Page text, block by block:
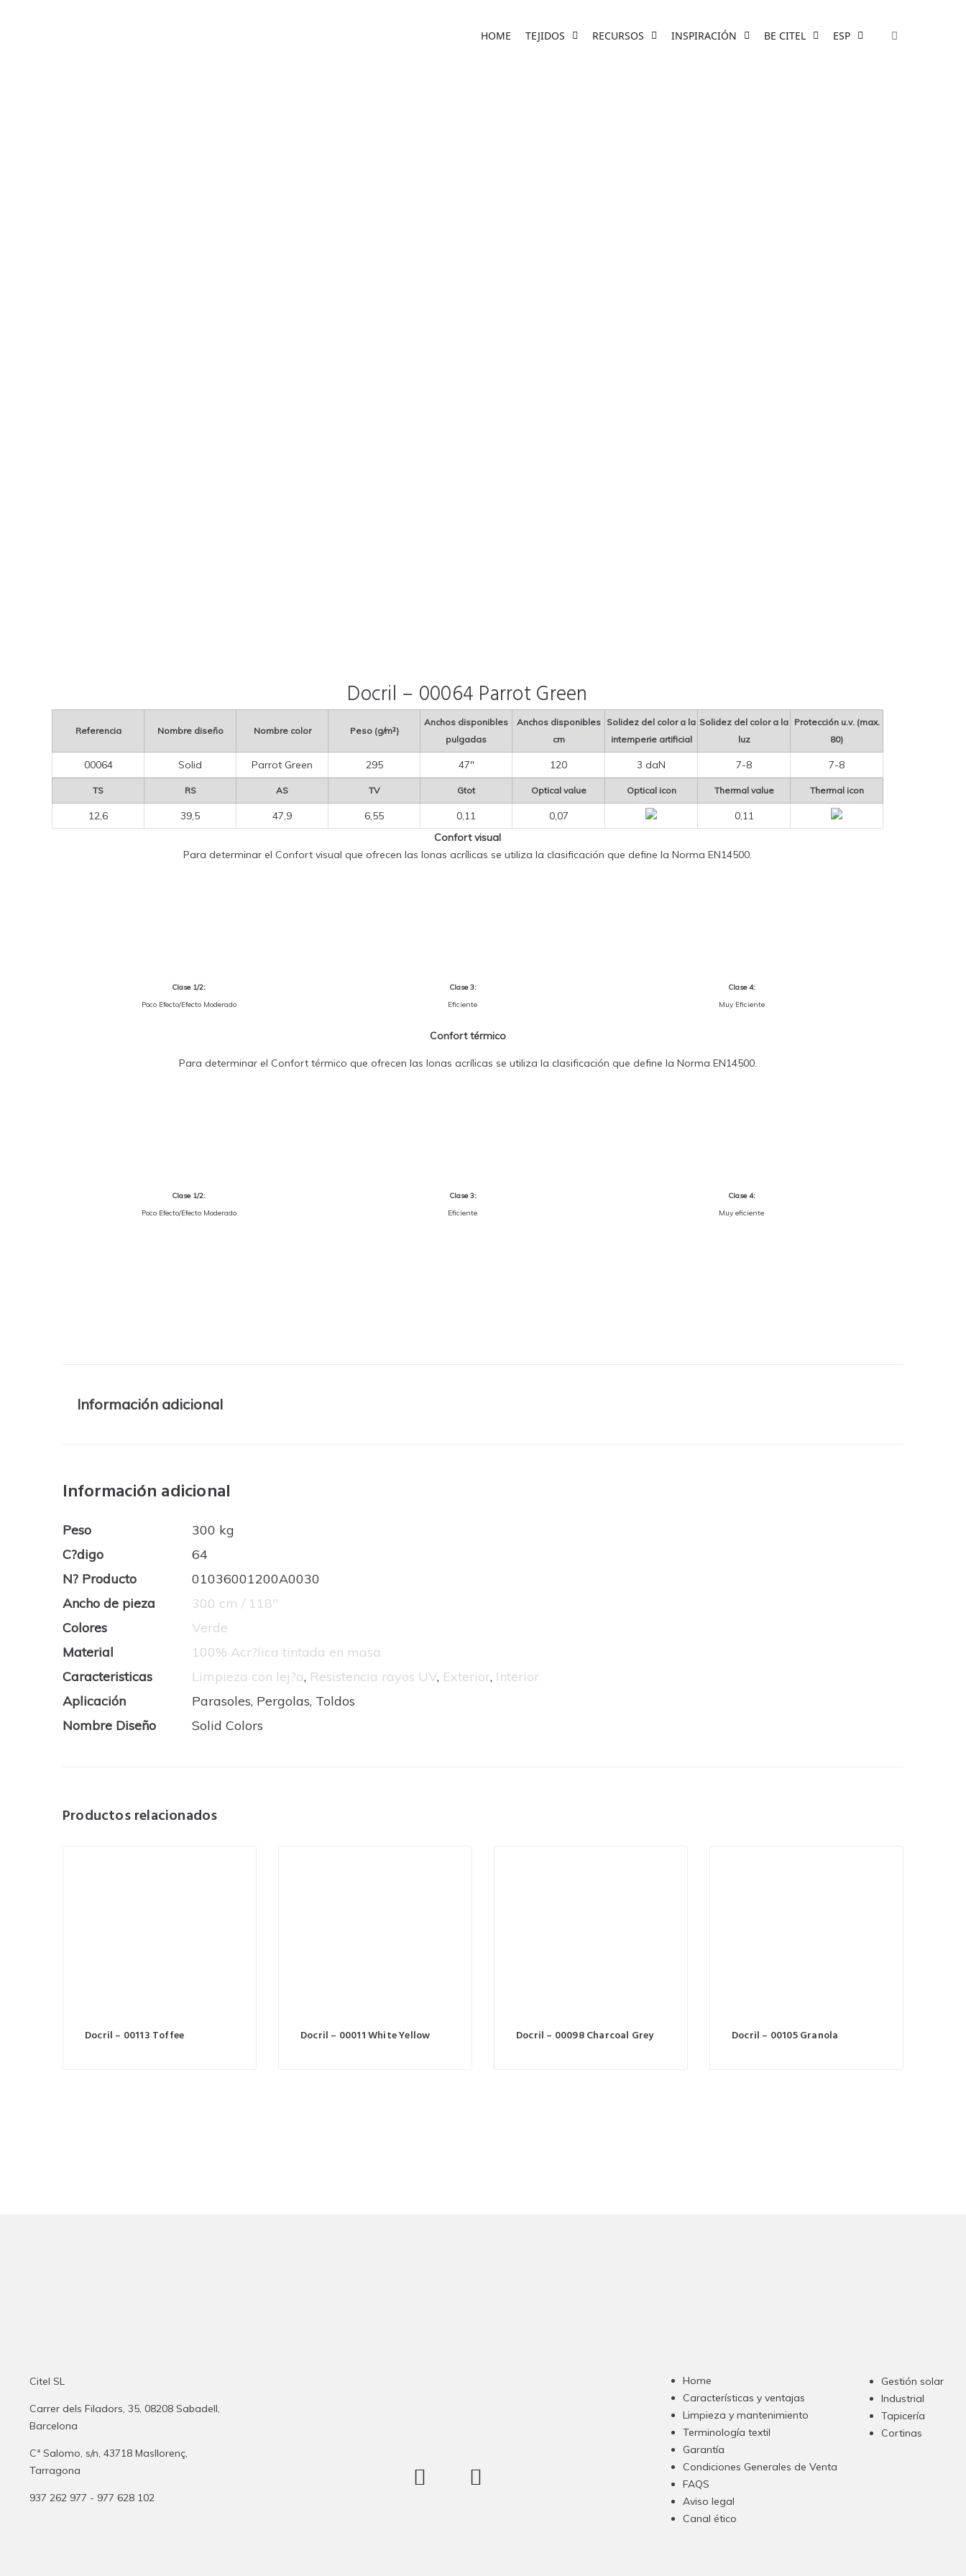
HOME TEJIDOS RECURSOS INSPIRACIÓN BE CITEL ESP
Docril – 00064 Parrot Green
Referencia Nombre diseño Nombre color Peso (g/m²)
Anchos disponibles
pulgadas
Anchos disponibles
cm
Solidez del color a la
intemperie artificial
Solidez del color a la
luz
Protección u.v. (max.
80)
00064 Solid Parrot Green 295 47″ 120 3 daN 7-8 7-8
TS RS AS TV Gtot Optical value Optical icon Thermal value Thermal icon
12,6 39,5 47,9 6,55 0,11 0,07
0,11
Confort visual
Para determinar el Confort visual que ofrecen las lonas acrílicas se utiliza la clasificación que define la Norma EN14500.
Clase 1/2:
Poco Efecto/Efecto Moderado
Clase 3:
Eficiente
Clase 4:
Muy Eficiente
Confort térmico
Para determinar el Confort térmico que ofrecen las lonas acrílicas se utiliza la clasificación que define la Norma EN14500.
Clase 1/2:
Poco Efecto/Efecto Moderado
Clase 3:
Eficiente
Clase 4:
Muy eficiente
Información adicional
Información adicional
Peso
300 kg
C?digo
64
N? Producto
01036001200A0030
Ancho de pieza
300 cm / 118''
Colores
Verde
Material
100% Acr?lica tintada en masa
Caracteristicas
Limpieza con lej?a, Resistencia rayos UV, Exterior, Interior
Aplicación
Parasoles, Pergolas, Toldos
Nombre Diseño
Solid Colors
Productos relacionados
Docril – 00113 Toffee Docril – 00011 White Yellow Docril – 00098 Charcoal Grey Docril – 00105 Granola
Citel SL
Carrer dels Filadors, 35, 08208 Sabadell,
Barcelona
Cª Salomo, s/n, 43718 Masllorenç,
Tarragona
937 262 977 - 977 628 102
Home
Características y ventajas
Limpieza y mantenimiento
Terminología textil
Garantía
Condiciones Generales de Venta
FAQS
Aviso legal
Canal ético
Gestión solar
Industrial
Tapicería
Cortinas